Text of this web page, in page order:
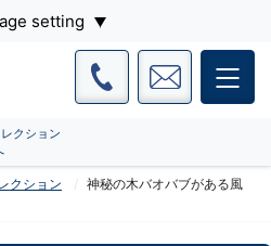
setting
クション
クション
神秘の木バオバブがある風